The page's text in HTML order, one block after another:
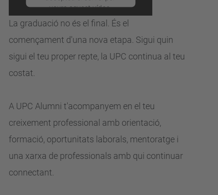
veure aquest vídeo.
Accepta
La graduació no és el final. És el
començament d'una nova etapa. Sigui quin
sigui el teu proper repte, la UPC continua al teu
costat.
A UPC Alumni t'acompanyem en el teu
creixement professional amb orientació,
formació, oportunitats laborals, mentoratge i
una xarxa de professionals amb qui continuar
connectant.